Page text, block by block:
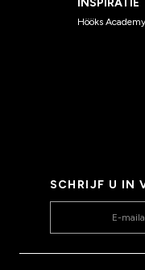
Hööks Academy
SCHRIJF U IN